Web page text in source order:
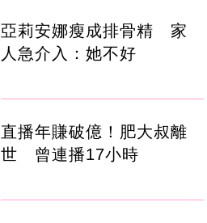
亞莉安娜瘦成排骨精 家
人急介入：她不好
直播年賺破億！肥大叔離
世 曾連播17小時